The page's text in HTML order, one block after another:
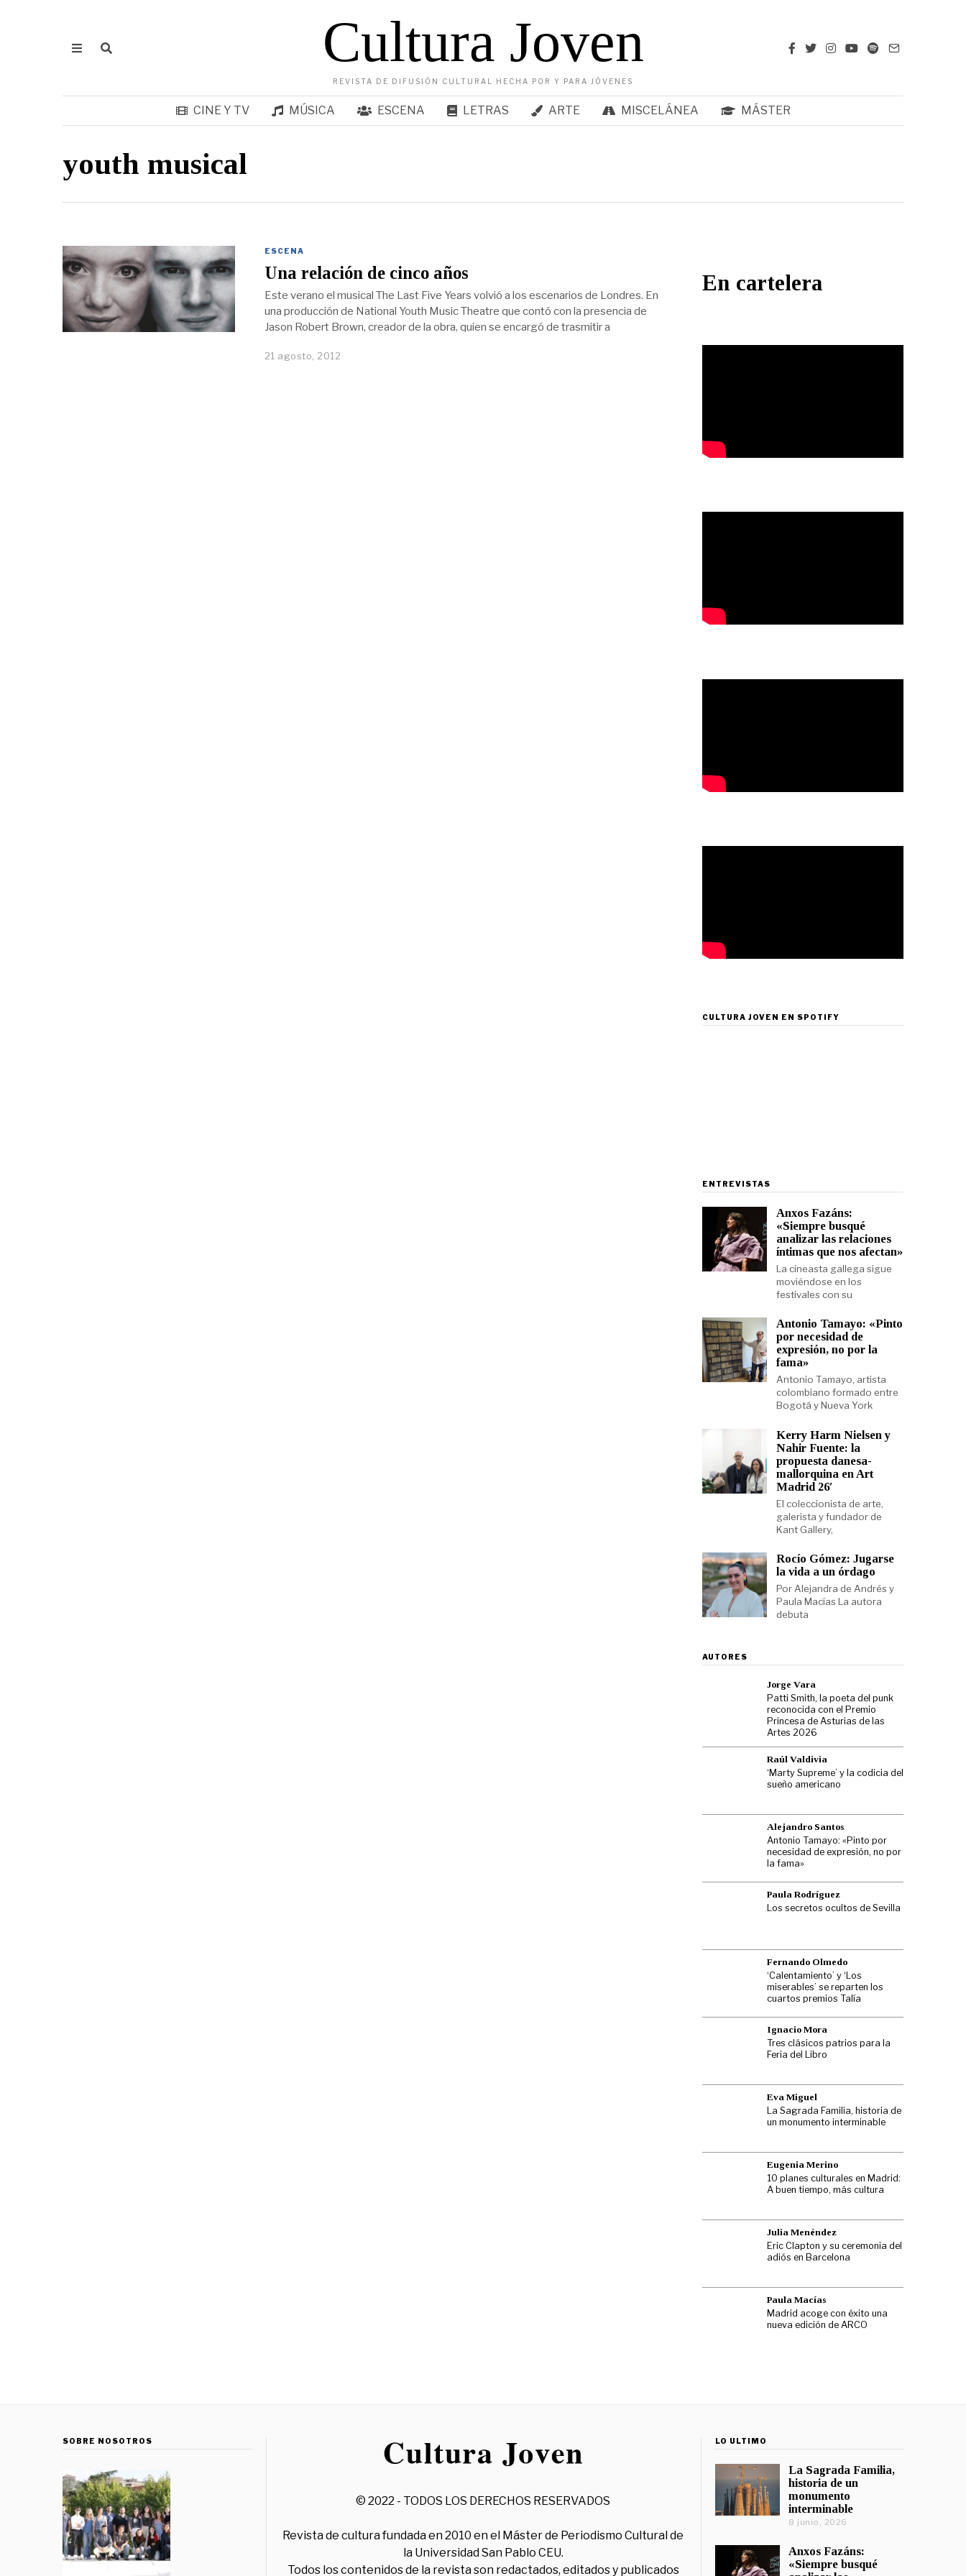
Cultura Joven
REVISTA DE DIFUSIÓN CULTURAL HECHA POR Y PARA JÓVENES
CINE Y TV MÚSICA ESCENA LETRAS ARTE MISCELÁNEA MÁSTER
youth musical
ESCENA
Una relación de cinco años
Este verano el musical The Last Five Years volvió a los escenarios de Londres. En
una producción de National Youth Music Theatre que contó con la presencia de
Jason Robert Brown, creador de la obra, quien se encargó de trasmitir a
21 agosto, 2012
En cartelera
CULTURA JOVEN EN SPOTIFY
ENTREVISTAS
Anxos Fazáns:
«Siempre busqué
analizar las relaciones
íntimas que nos afectan»
La cineasta gallega sigue
moviéndose en los
festivales con su
Antonio Tamayo: «Pinto
por necesidad de
expresión, no por la
fama»
Antonio Tamayo, artista
colombiano formado entre
Bogotá y Nueva York
Kerry Harm Nielsen y
Nahir Fuente: la
propuesta danesa-
mallorquina en Art
Madrid 26′
El coleccionista de arte,
galerista y fundador de
Kant Gallery,
Rocío Gómez: Jugarse
la vida a un órdago
Por Alejandra de Andrés y
Paula Macías La autora
debuta
AUTORES
Jorge Vara
Patti Smith, la poeta del punk
reconocida con el Premio
Princesa de Asturias de las
Artes 2026
Raúl Valdivia
‘Marty Supreme’ y la codicia del
sueño americano
Alejandro Santos
Antonio Tamayo: «Pinto por
necesidad de expresión, no por
la fama»
Paula Rodríguez
Los secretos ocultos de Sevilla
Fernando Olmedo
‘Calentamiento’ y ‘Los
miserables’ se reparten los
cuartos premios Talía
Ignacio Mora
Tres clásicos patrios para la
Feria del Libro
Eva Miguel
La Sagrada Familia, historia de
un monumento interminable
Eugenia Merino
10 planes culturales en Madrid:
A buen tiempo, más cultura
Julia Menéndez
Eric Clapton y su ceremonia del
adiós en Barcelona
Paula Macías
Madrid acoge con éxito una
nueva edición de ARCO
SOBRE NOSOTROS
© 2022 - TODOS LOS DERECHOS RESERVADOS
Revista de cultura fundada en 2010 en el Máster de Periodismo Cultural de
la Universidad San Pablo CEU.
Todos los contenidos de la revista son redactados, editados y publicados
LO ÚLTIMO
La Sagrada Familia,
historia de un
monumento
interminable
8 junio, 2026
Anxos Fazáns:
«Siempre busqué